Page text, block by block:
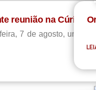
reunião na Cúria
7 de agosto, uma